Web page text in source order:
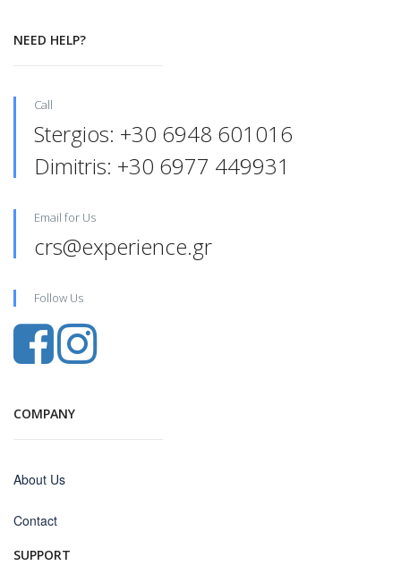
NEED HELP?
Call
Stergios: +30 6948 601016‬
Dimitris: +30 6977 449931‬‬
Email for Us
crs@experience.gr
Follow Us
COMPANY
About Us
Contact
SUPPORT